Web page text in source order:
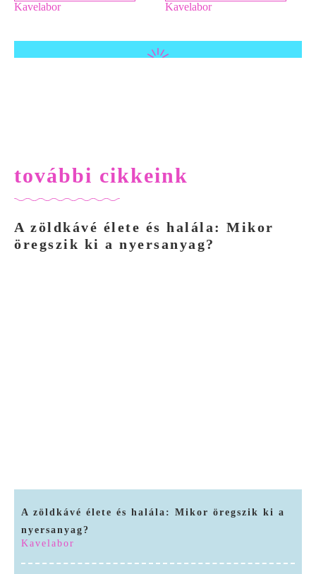
Kavelabor
Kavelabor
további cikkeink
A zöldkávé élete és halála: Mikor
öregszik ki a nyersanyag?
A zöldkávé élete és halála: Mikor öregszik ki a
nyersanyag?
Kavelabor